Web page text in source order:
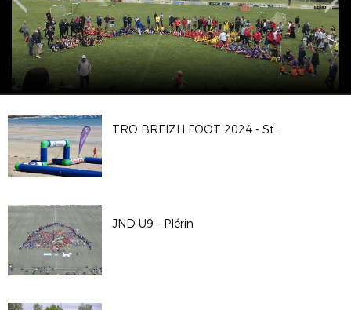
TRO BREIZH FOOT 2024 - St Cast Le Guildo
JND U9 - Plérin